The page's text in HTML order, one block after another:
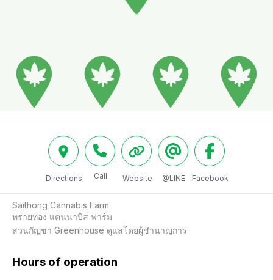
Directions Call Website @LINE Facebook
Saithong Cannabis Farm
ทรายทอง แคนนาบิส ฟาร์ม
สวนกัญชา Greenhouse ดูแลโดยผู้ชำนาญการ
Hours of operation